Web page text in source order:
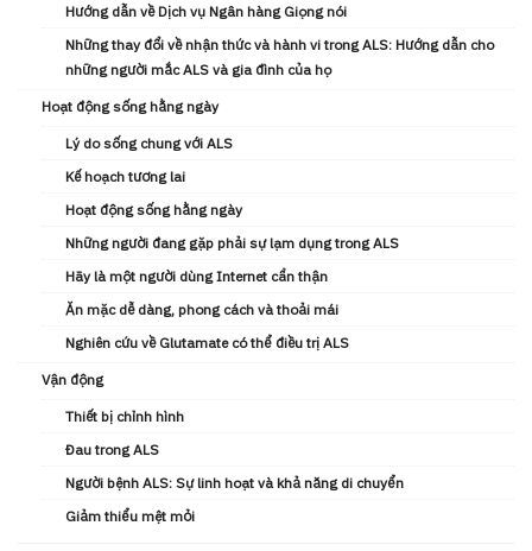
Hướng dẫn về Dịch vụ Ngân hàng Giọng nói
Những thay đổi về nhận thức và hành vi trong ALS: Hướng dẫn cho
những người mắc ALS và gia đình của họ
Hoạt động sống hằng ngày
Lý do sống chung với ALS
Kế hoạch tương lai
Hoạt động sống hằng ngày
Những người đang gặp phải sự lạm dụng trong ALS
Hãy là một người dùng Internet cẩn thận
Ăn mặc dễ dàng, phong cách và thoải mái
Nghiên cứu về Glutamate có thể điều trị ALS
Vận động
Thiết bị chỉnh hình
Đau trong ALS
Người bệnh ALS: Sự linh hoạt và khả năng di chuyển
Giảm thiểu mệt mỏi